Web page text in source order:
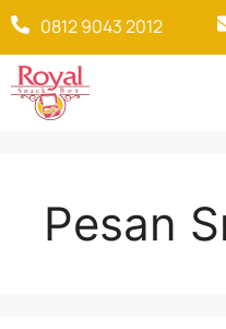
0812 9043 2012
Pesan